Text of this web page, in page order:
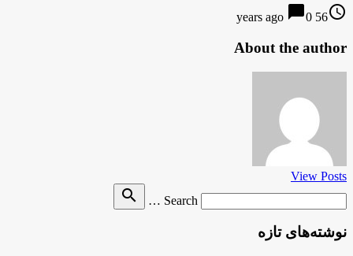
access_time
56 years ago
chat_bubble0
About the author
View Posts
Search …
search
نوشته‌های تازه